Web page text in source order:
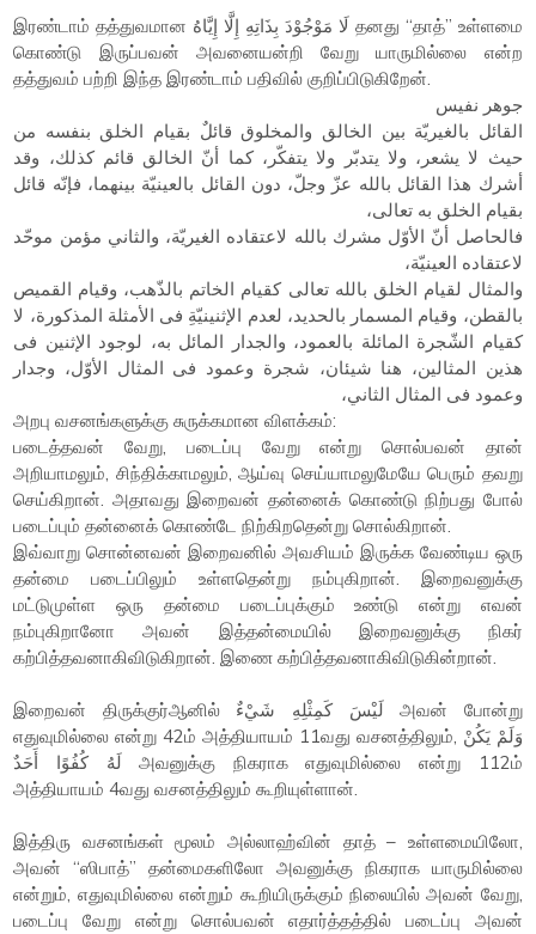
இரண்டாம் தத்துவமான لَا مَوْجُوْدَ بِذَاتِهِ إِلَّا إِيَّاهُ தனது “தாத்” உள்ளமை
கொண்டு இருப்பவன் அவனையன்றி வேறு யாருமில்லை என்ற
தத்துவம் பற்றி இந்த இரண்டாம் பதிவில் குறிப்பிடுகிறேன்.
جوهر نفيس
القائل بالغيريّة بين الخالق والمخلوق قائلٌ بقيام الخلق بنفسه من
حيث لا يشعر، ولا يتدبّر ولا يتفكّر، كما أنّ الخالق قائم كذلك، وقد
أشرك هذا القائل بالله عزّ وجلّ، دون القائل بالعينيّة بينهما، فإنّه قائل
بقيام الخلق به تعالى،
فالحاصل أنّ الأوّل مشرك بالله لاعتقاده الغيريّة، والثاني مؤمن موحّد
لاعتقاده العينيّة،
والمثال لقيام الخلق بالله تعالى كقيام الخاتم بالذّهب، وقيام القميص
بالقطن، وقيام المسمار بالحديد، لعدم الإثنينيّةِ فى الأمثلة المذكورة، لا
كقيام الشّجرة المائلة بالعمود، والجدار المائل به، لوجود الإثنين فى
هذين المثالين، هنا شيئان، شجرة وعمود فى المثال الأوّل، وجدار
وعمود فى المثال الثاني،
அறபு வசனங்களுக்கு சுருக்கமான விளக்கம்:
படைத்தவன் வேறு, படைப்பு வேறு என்று சொல்பவன் தான்
அறியாமலும், சிந்திக்காமலும், ஆய்வு செய்யாமலுமேயே பெரும் தவறு
செய்கிறான். அதாவது இறைவன் தன்னைக் கொண்டு நிற்பது போல்
படைப்பும் தன்னைக் கொண்டே நிற்கிறதென்று சொல்கிறான்.
இவ்வாறு சொன்னவன் இறைவனில் அவசியம் இருக்க வேண்டிய ஒரு
தன்மை படைப்பிலும் உள்ளதென்று நம்புகிறான். இறைவனுக்கு
மட்டுமுள்ள ஒரு தன்மை படைப்புக்கும் உண்டு என்று எவன்
நம்புகிறானோ அவன் இத்தன்மையில் இறைவனுக்கு நிகர்
கற்பித்தவனாகிவிடுகிறான். இணை கற்பித்தவனாகிவிடுகின்றான்.
இறைவன் திருக்குர்ஆனில் لَيْسَ كَمِثْلِهِ شَيْءٌ அவன் போன்று
எதுவுமில்லை என்று 42ம் அத்தியாயம் 11வது வசனத்திலும், وَلَمْ يَكُنْ
لَهُ كُفُوًا أَحَدٌ அவனுக்கு நிகராக எதுவுமில்லை என்று 112ம்
அத்தியாயம் 4வது வசனத்திலும் கூறியுள்ளான்.
இத்திரு வசனங்கள் மூலம் அல்லாஹ்வின் தாத் – உள்ளமையிலோ,
அவன் “ஸிபாத்” தன்மைகளிலோ அவனுக்கு நிகராக யாருமில்லை
என்றும், எதுவுமில்லை என்றும் கூறியிருக்கும் நிலையில் அவன் வேறு,
படைப்பு வேறு என்று சொல்பவன் எதார்த்தத்தில் படைப்பு அவன்